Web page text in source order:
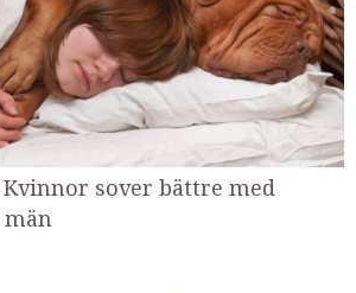
sover bättre med
män